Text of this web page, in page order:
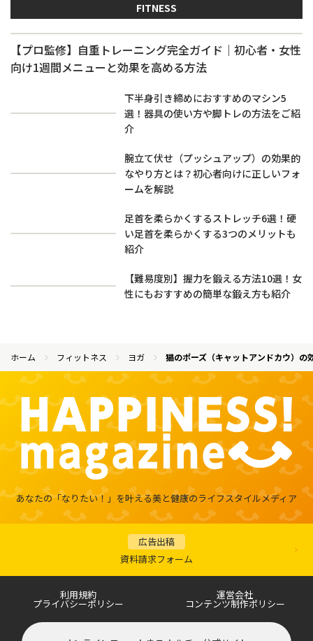
FITNESS
【プロ監修】自重トレーニング完全ガイド｜初心者・女性
向け1週間メニューと効果を高める方法
下半身引き締めにおすすめのマシン5
選！器具の使い方や脚トレの方法をご紹
介
腕立て伏せ（プッシュアップ）の効果的
なやり方とは？初心者向けに正しいフォ
ームを解説
足首を柔らかくするストレッチ6選！硬
い足首を柔らかくする3つのメリットも
紹介
【難易度別】握力を鍛える方法10選！女
性にもおすすめの簡単な鍛え方も紹介
ホーム フィットネス ヨガ 猫のポーズ（キャットアンドカウ）の
あなたの「なりたい！」を叶える美と健康のライフスタイルメディア
広告出稿
資料請求フォーム
利用規約 運営会社
プライバシーポリシー コンテンツ制作ポリシー